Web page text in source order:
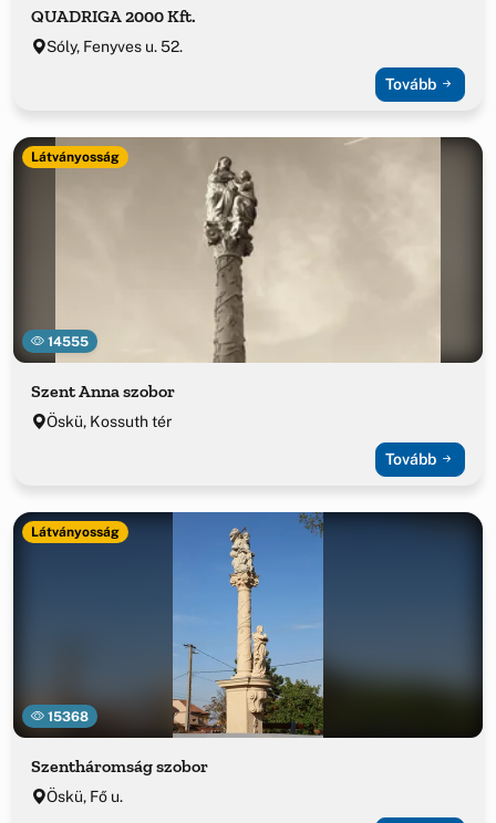
QUADRIGA 2000 Kft.
Sóly, Fenyves u. 52.
Tovább
14555
Látványosság
Szent Anna szobor
Öskü, Kossuth tér
Tovább
15368
Látványosság
Szentháromság szobor
Öskü, Fő u.